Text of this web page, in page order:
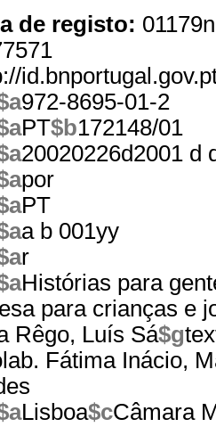
de registo:
972-8695-01-2
PT$b172148/01
20020226d2001 d
por
PT
a b 001yy
r
Histórias para
para crianças e
Rêgo, Luís Sá$g
Fátima Inácio,
Lisboa$cCâmara